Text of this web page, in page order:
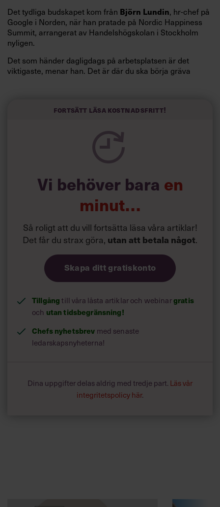
Det tydliga budskapet kom från Björn Lundin, hr-chef på
Google i Norden, när han pratade på Nordic Happiness
Summit, arrangerat av Handelshögskolan i Stockholm
nyligen.
Det som händer dagligdags på arbetsplatsen är det
viktigaste, menar han. Det är där du ska börja gräva
och höjt arbetsglädjen på Google:
Fortsätt läsa kostnadsfritt!
Vi behöver bara en
minut…
Så roligt att du vill fortsätta läsa våra artiklar!
Det får du strax göra, utan att betala något.
Skapa ditt gratiskonto
Tillgångtill våra låsta artiklar och webinargratis
och utan tidsbegränsning!
Chefs nyhetsbrev med senaste
ledarskapsnyheterna!
Dina uppgifter delas aldrig med tredje part. Läs vår
integritetspolicy här.